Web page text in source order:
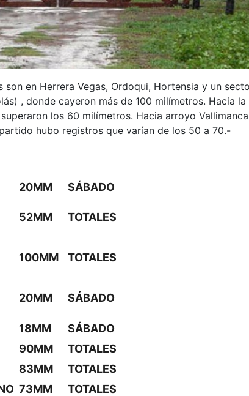
son en Herrera Vegas, Ordoqui, Hortensia y un
, donde cayeron más de 100 milímetros. Hacia la
los 60 milímetros. Hacia arroyo
hubo registros que varían de los 50 a 70.-
20MM
SÁBADO
52MM TOTALES
100MM TOTALES
20MM SÁBADO
18MM
SÁBADO
90MM
TOTALES
83MM
TOTALES
73MM
TOTALES